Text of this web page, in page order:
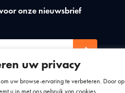
uw privacy
uw browse-ervaring te verbeteren. Door op
u in met ons gebruik van cookies.
onze nieuwsbrief